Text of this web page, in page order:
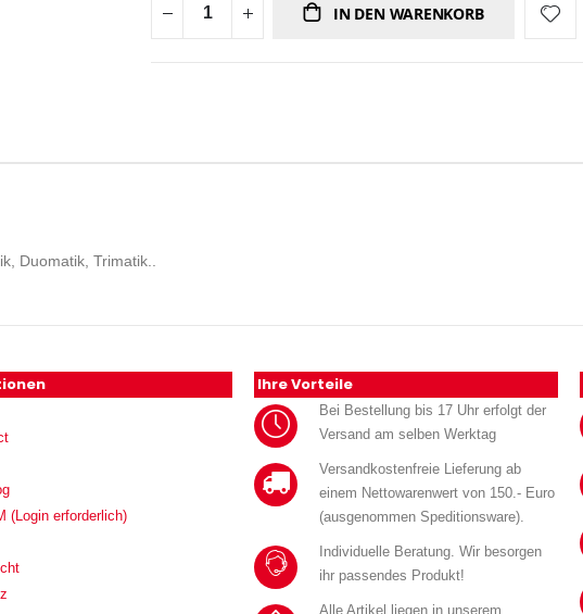
IN DEN WARENKORB
Duomatik, Trimatik..
(Login erforderlich)
Ihre Vorteile
Bei Bestellung bis 17 Uhr erfolgt der
Versand am selben Werktag
Versandkostenfreie Lieferung ab
einem Nettowarenwert von 150.- Euro
(ausgenommen Speditionsware).
Individuelle Beratung. Wir besorgen
ihr passendes Produkt!
Alle Artikel liegen in unserem